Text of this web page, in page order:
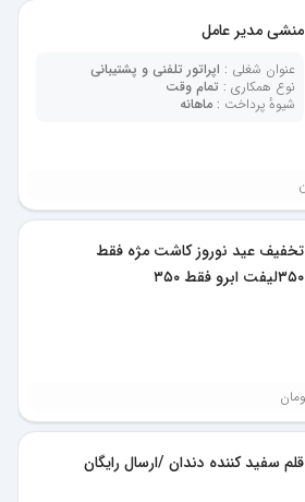
منشی مدیر عامل
عنوان شغلی : اپراتور تلفنی و پشتیبانی
نوع همکاری : تمام وقت
شیوهٔ پرداخت : ماهانه
تخفیف عید نوروز کاشت مژه فقط
۳۵۰لیفت ابرو فقط ۳۵۰
قلم سفید کننده دندان /ارسال رایگان